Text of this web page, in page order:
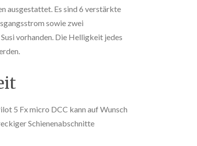
ausgestattet. Es sind 6 verstärkte
sowie zwei
vorhanden. Die Helligkeit jedes
5 Fx micro DCC kann auf Wunsch
Schienenabschnitte